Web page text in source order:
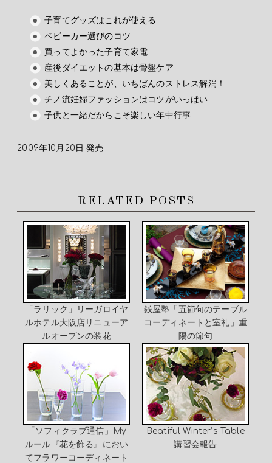
子育てグッズはこれが使える
ベビーカー選びのコツ
買ってよかった子育て家電
産後ダイエットの基本は骨盤ケア
美しくあることが、いちばんのストレス解消！
チノ流妊婦ファッションはコツがいっぱい
子供と一緒だからこそ楽しい年中行事
2009年10月20日 発売
RELATED POSTS
「ラリック」リーガロイヤ
ルホテル大阪店リニューア
ルオープンの装花
銭屋塾「五節句のテーブル
コーディネートと室礼」重
陽の節句
「ソフィクラブ通信」My
ルール『花を飾る』におい
てフラワーコーディネート
Beatiful Winter’s Table
講習会報告